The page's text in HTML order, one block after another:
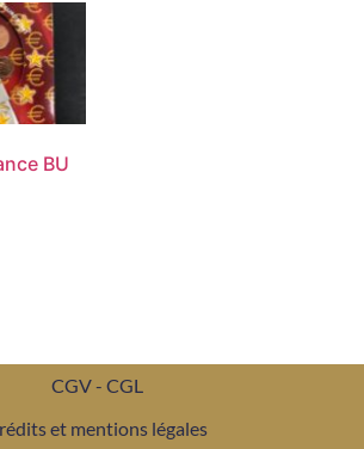
BU
CGV - CGL
et mentions légales